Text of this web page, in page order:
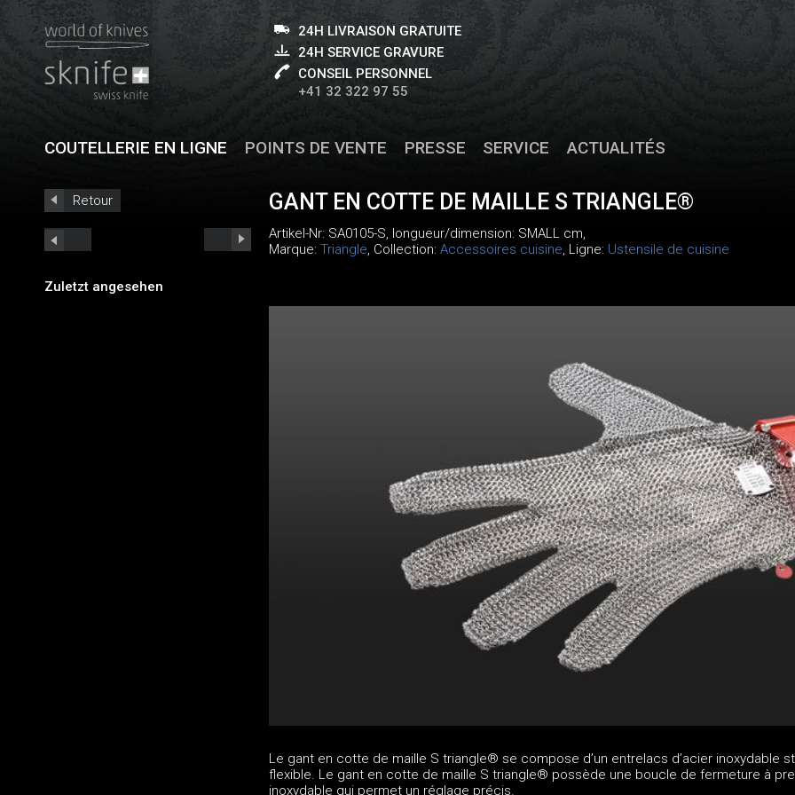
24H LIVRAISON GRATUITE
24H SERVICE GRAVURE
CONSEIL PERSONNEL
+41 32 322 97 55
COUTELLERIE EN LIGNE POINTS DE VENTE PRESSE SERVICE ACTUALITÉS
Retour
Zuletzt angesehen
GANT EN COTTE DE MAILLE S TRIANGLE®
Artikel-Nr: SA0105-S, longueur/dimension: SMALL cm,
Marque: Triangle, Collection: Accessoires cuisine, Ligne: Ustensile de cuisine
Le gant en cotte de maille S triangle® se compose d’un entrelacs d’acier inoxydable
flexible. Le gant en cotte de maille S triangle® possède une boucle de fermeture à
inoxydable qui permet un réglage précis.